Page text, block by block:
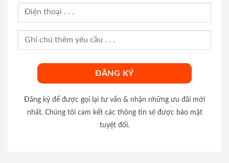
Đăng ký để được gọi lại tư vấn & nhận những ưu đãi mới
nhất. Chúng tôi cam kết các thông tin sẽ được bảo mật
tuyệt đối.